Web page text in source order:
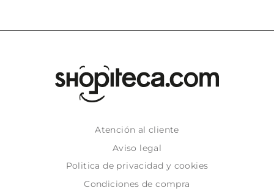
Atención al cliente
Aviso legal
Politica de privacidad y cookies
Condiciones de compra